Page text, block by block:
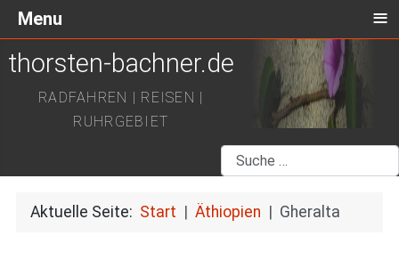
thorsten-bachner.de
RADFAHREN | REISEN |
RUHRGEBIET
Suchen
Aktuelle Seite: Start Äthiopien Gheralta
Menu ≡